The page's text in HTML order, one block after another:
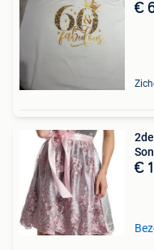
€
€